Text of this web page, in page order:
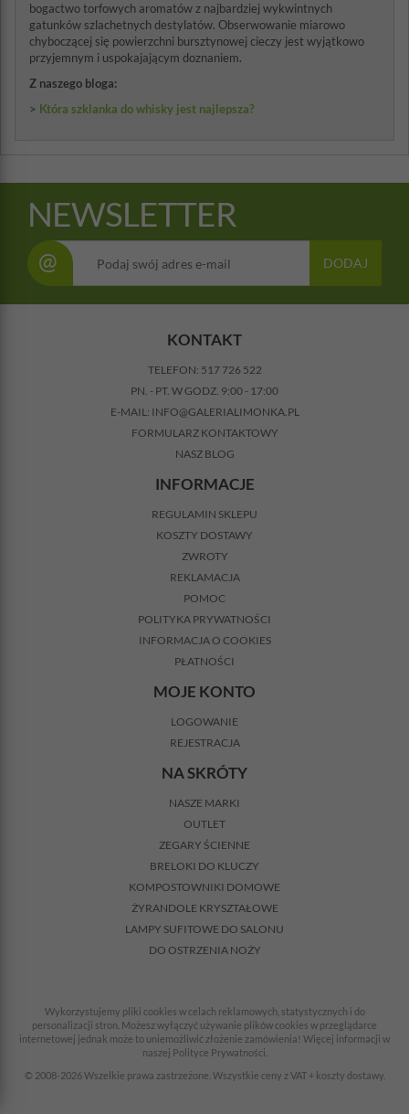
bogactwo torfowych aromatów z najbardziej wykwintnych
gatunków szlachetnych destylatów. Obserwowanie miarowo
chyboczącej się powierzchni bursztynowej cieczy jest wyjątkowo
przyjemnym i uspokajającym doznaniem.
Z naszego bloga:
> Która szklanka do whisky jest najlepsza?
NEWSLETTER
@ DODAJ
KONTAKT
TELEFON: 517 726 522
PN. - PT. W GODZ. 9:00 - 17:00
E-MAIL: INFO@GALERIALIMONKA.PL
FORMULARZ KONTAKTOWY
NASZ BLOG
INFORMACJE
REGULAMIN SKLEPU
KOSZTY DOSTAWY
ZWROTY
REKLAMACJA
POMOC
POLITYKA PRYWATNOŚCI
INFORMACJA O COOKIES
PŁATNOŚCI
MOJE KONTO
LOGOWANIE
REJESTRACJA
NA SKRÓTY
NASZE MARKI
OUTLET
ZEGARY ŚCIENNE
BRELOKI DO KLUCZY
KOMPOSTOWNIKI DOMOWE
ŻYRANDOLE KRYSZTAŁOWE
LAMPY SUFITOWE DO SALONU
DO OSTRZENIA NOŻY
Wykorzystujemy pliki cookies w celach reklamowych, statystycznych i do
personalizacji stron. Możesz wyłączyć używanie plików cookies w przeglądarce
internetowej jednak może to uniemożliwić złożenie zamówienia! Więcej informacji w
naszej Polityce Prywatności.
© 2008-2026 Wszelkie prawa zastrzeżone. Wszystkie ceny z VAT + koszty dostawy.